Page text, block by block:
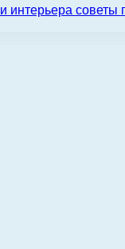
интерьера